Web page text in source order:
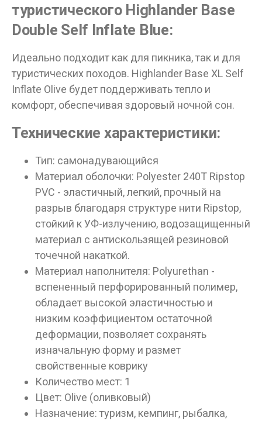
туристического Highlander Base
Double Self Inflate Blue:
Идеально подходит как для пикника, так и для
туристических походов. Highlander Base XL Self
Inflate Olive будет поддерживать тепло и
комфорт, обеспечивая здоровый ночной сон.
Технические характеристики:
Тип: самонадувающийся
Материал оболочки: Polyester 240T Ripstop
PVC - эластичный, легкий, прочный на
разрыв благодаря структуре нити Ripstop,
стойкий к УФ-излучению, водозащищенный
материал с антискользящей резиновой
точечной накаткой.
Материал наполнителя: Polyurethan -
вспененный перфорированный полимер,
обладает высокой эластичностью и
низким коэффициентом остаточной
деформации, позволяет сохранять
изначальную форму и размет
свойственные коврику
Количество мест: 1
Цвет: Olive (оливковый)
Назначение: туризм, кемпинг, рыбалка,
Данные товары продаются лицам,
Вам исполнилось 18 лет?
ДА НЕТ